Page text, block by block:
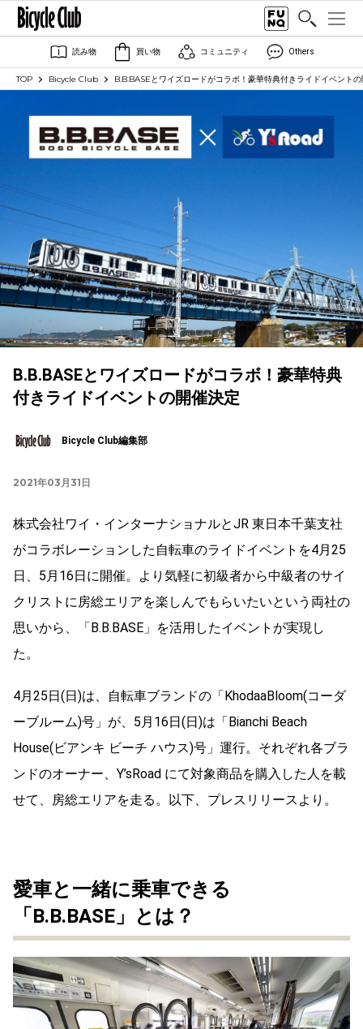
読み物 買い物 コミュニティ Others
TOP Bicycle Club B.B.BASEとワイズロードがコラボ！豪華特典付きライドイベント
B.B.BASEとワイズロードがコラボ！豪華特典
付きライドイベントの開催決定
Bicycle Club編集部
2021年03月31日
株式会社ワイ・インターナショナルとJR 東日本千葉支社
がコラボレーションした自転車のライドイベントを4月25
日、5月16日に開催。より気軽に初級者から中級者のサイ
クリストに房総エリアを楽しんでもらいたいという両社の
思いから、「B.B.BASE」を活用したイベントが実現し
た。
4月25日(日)は、自転車ブランドの「KhodaaBloom(コーダ
ーブルーム)号」が、5月16日(日)は「Bianchi Beach
House(ビアンキ ビーチ ハウス)号」運行。それぞれ各ブラ
ンドのオーナー、Y’sRoad にて対象商品を購入した人を載
せて、房総エリアを走る。以下、プレスリリースより。
愛車と一緒に乗車できる
「B.B.BASE」とは？